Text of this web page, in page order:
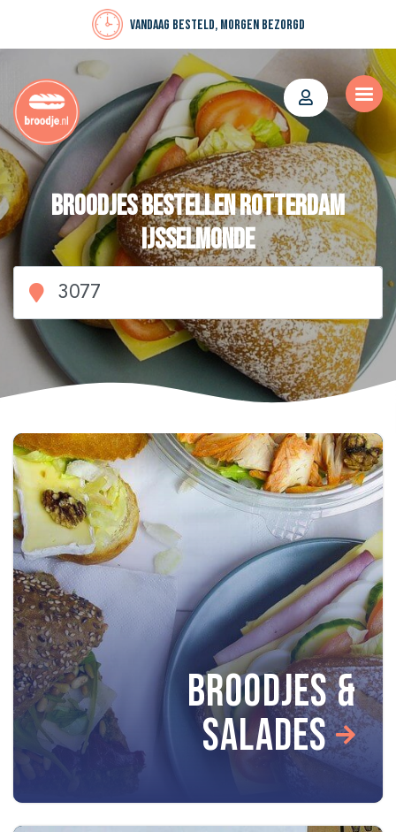
Vandaag besteld, morgen bezorgd
Broodjes bestellen Rotterdam
IJsselmonde
BROODJES &
SALADES